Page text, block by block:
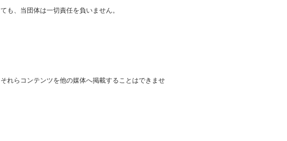
も、当団体は一切責任を負いません。
れらコンテンツを他の媒体へ掲載することはできませ